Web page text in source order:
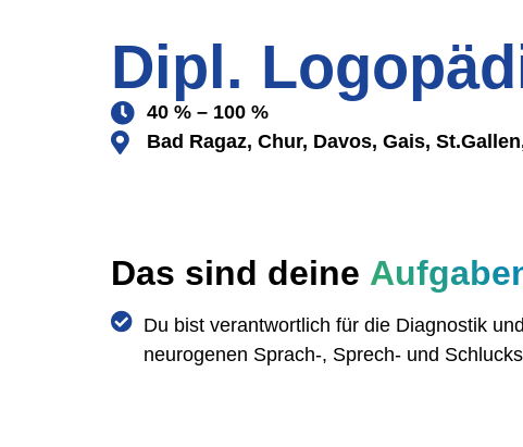
Dipl.
40 % – 100 %
Bad Ragaz, Chur, Davos, Gais,
Das sind deine
Du bist verantwortlich für die Diagnostik
neurogenen Sprach-, Sprech- und